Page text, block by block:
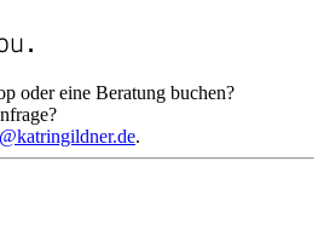
oder eine Beratung buchen?
.